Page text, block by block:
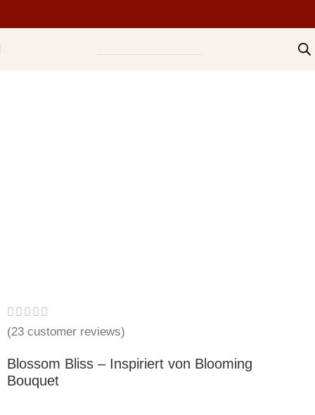
(23 customer reviews)
Blossom Bliss – Inspiriert von Blooming
Bouquet